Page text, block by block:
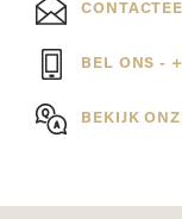
BEL ONS -
BEKIJK